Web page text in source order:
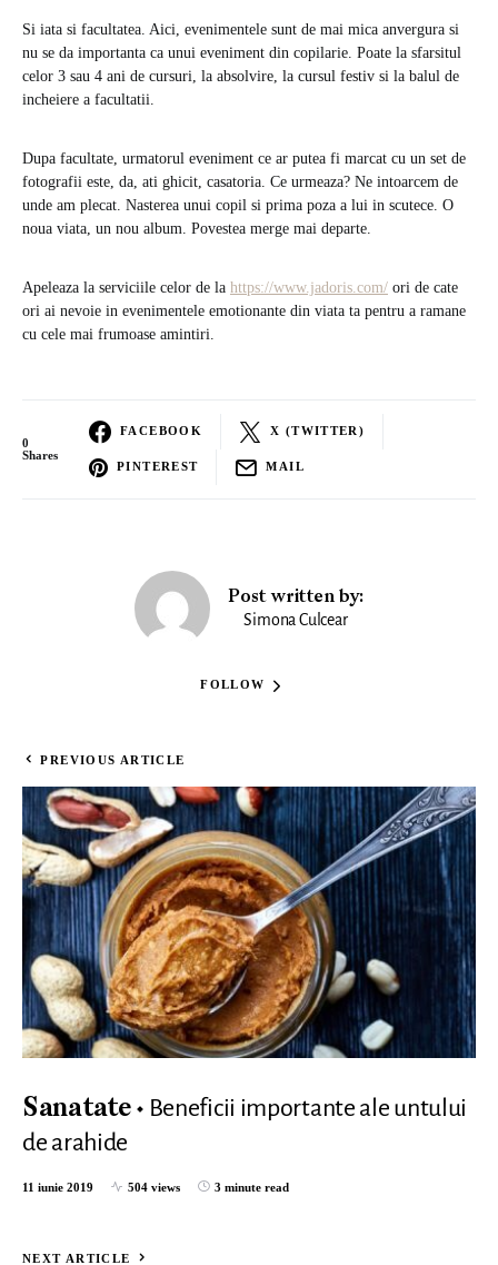
Si iata si facultatea. Aici, evenimentele sunt de mai mica anvergura si
nu se da importanta ca unui eveniment din copilarie. Poate la sfarsitul
celor 3 sau 4 ani de cursuri, la absolvire, la cursul festiv si la balul de
incheiere a facultatii.
Dupa facultate, urmatorul eveniment ce ar putea fi marcat cu un set de
fotografii este, da, ati ghicit, casatoria. Ce urmeaza? Ne intoarcem de
unde am plecat. Nasterea unui copil si prima poza a lui in scutece. O
noua viata, un nou album. Povestea merge mai departe.
Apeleaza la serviciile celor de la https://www.jadoris.com/ ori de cate
ori ai nevoie in evenimentele emotionante din viata ta pentru a ramane
cu cele mai frumoase amintiri.
0
Shares
FACEBOOK X (TWITTER)
PINTEREST MAIL
Post written by:
Simona Culcear
FOLLOW
PREVIOUS ARTICLE
Sanatate
Beneficii importante ale untului
de arahide
11 iunie 2019 504 views 3 minute read
NEXT ARTICLE